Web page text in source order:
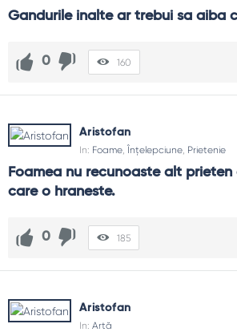
Gandurile inalte ar trebui sa aiba
0 160
Aristofan
In: Foame, Înțelepciune, Prietenie
Foamea nu recunoaste alt
care o hraneste.
0 185
Aristofan
In: Artă